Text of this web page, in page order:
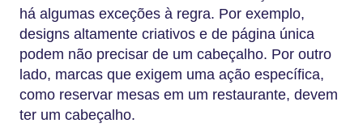
há algumas exceções à regra. Por exemplo,
designs altamente criativos e de página única
podem não precisar de um cabeçalho. Por outro
lado, marcas que exigem uma ação específica,
como reservar mesas em um restaurante, devem
ter um cabeçalho.